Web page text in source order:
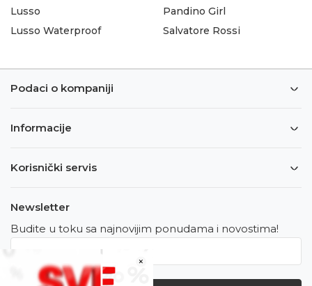
×
Lusso
Lusso Waterproof
Pandino Girl
Salvatore Rossi
Podaci o kompaniji
Informacije
Korisnički servis
Newsletter
Budite u toku sa najnovijim ponudama i novostima!